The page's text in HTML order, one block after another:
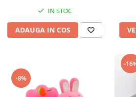
IN STOC
ADAUGA IN COS
-8%
-